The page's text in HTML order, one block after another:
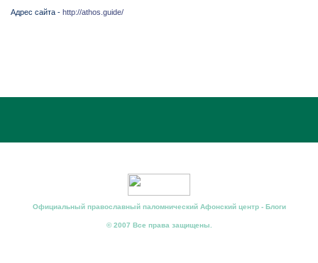
Адрес сайта - http://athos.guide/
Официальный православный паломнический Афонский центр - Блоги
© 2007 Все права защищены.